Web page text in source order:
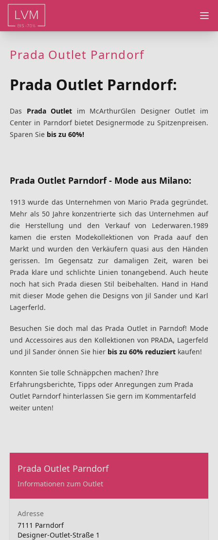
Prada Outlet Parndorf
Prada Outlet Parndorf:
Das Prada Outlet im McArthurGlen Designer Outlet im
Center in Parndorfbietet Designermode zu Spitzenpreisen.
Sparen Sie bis zu 60%!
Prada Outlet Parndorf - Mode aus Milano:
1913 wurde das Unternehmen von Mario Prada gegründet.
Mehr als 50 Jahre konzentrierte sich das Unternehmen auf
die Herstellung und den Verkauf von Lederwaren.1989
kamen die ersten Modekollektionen von Prada aauf den
Markt und wurden den Verkäufern quasi aus den Händen
gerissen. Im Gegensatz zur damaligen Zeit, waren bei
Prada klare und schlichte Linien tonangebend. Auch heute
noch hat sich Prada diesen Stil beibehalten. Hand in Hand
mit dieser Mode gehen die Designs von Jil Sander und Karl
Lagerferld.
Besuchen Sie doch mal das Prada Outlet in Parndof! Mode
und Accessoires aus den Kollektionen von PRADA, Lagerfeld
und Jil Sander önnen Sie hier bis zu 60% reduziert kaufen!
Konnten Sie tolle Schnäppchen machen? Ihre
Erfahrungsberichte, Tipps oder Anregungen zum Prada
Outlet Parndorf hinterlassen Sie gern im Kommentarfeld
weiter unten!
Prada Outlet Parndorf
Informationen zum Outlet
Adresse
7111 Parndorf
Designer-Outlet-Straße 1